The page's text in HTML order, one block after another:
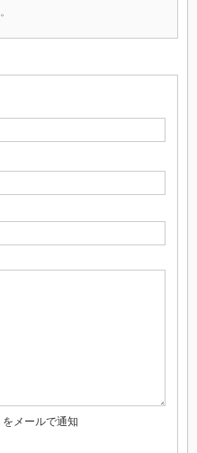
メールで通知